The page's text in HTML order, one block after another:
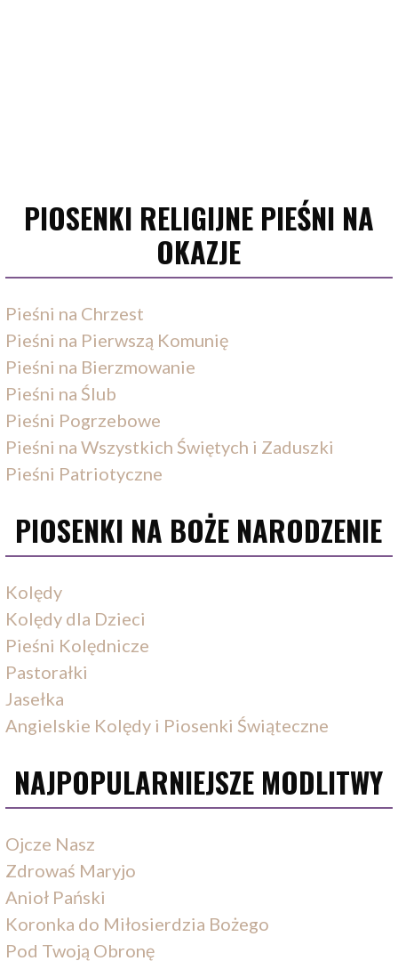
PIOSENKI RELIGIJNE PIEŚNI NA
OKAZJE
Pieśni na Chrzest
Pieśni na Pierwszą Komunię
Pieśni na Bierzmowanie
Pieśni na Ślub
Pieśni Pogrzebowe
Pieśni na Wszystkich Świętych i Zaduszki
Pieśni Patriotyczne
PIOSENKI NA BOŻE NARODZENIE
Kolędy
Kolędy dla Dzieci
Pieśni Kolędnicze
Pastorałki
Jasełka
Angielskie Kolędy i Piosenki Świąteczne
NAJPOPULARNIEJSZE MODLITWY
Ojcze Nasz
Zdrowaś Maryjo
Anioł Pański
Koronka do Miłosierdzia Bożego
Pod Twoją Obronę